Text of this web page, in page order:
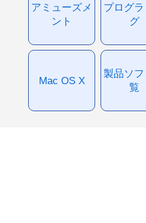
アミューズメ
ント
プログ
グ
Mac OS X
製品ソ
覧